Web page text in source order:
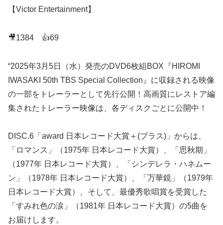
【Victor Entertainment】
🎥1384 👍69
“2025年3月5日（水）発売のDVD6枚組BOX『HIROMI
IWASAKI 50th TBS Special Collection』に収録される映像
の一部をトレーラーとして先行公開！高画質にレストア編
集されたトレーラー映像は、各ディスクごとに公開中！
DISC.6「award 日本レコード大賞＋(プラス)」からは、
「ロマンス」（1975年 日本レコード大賞）、「思秋期」
（1977年 日本レコード大賞）、「シンデレラ・ハネムー
ン」（1978年 日本レコード大賞）、「万華鏡」（1979年
日本レコード大賞）、そして、最優秀歌唱賞を受賞した
「すみれ色の涙」（1981年 日本レコード大賞）の5曲を
お届けします。